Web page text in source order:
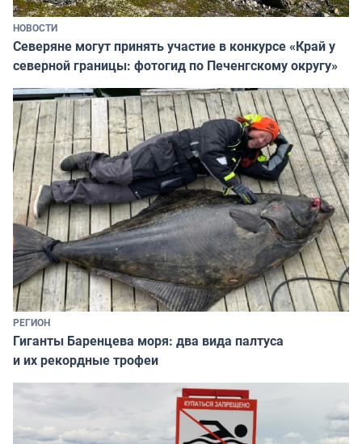
НОВОСТИ
Северяне могут принять участие в конкурсе «Край у
северной границы: фотогид по Печенгскому округу»
РЕГИОН
Гиганты Баренцева моря: два вида палтуса
и их рекордные трофеи